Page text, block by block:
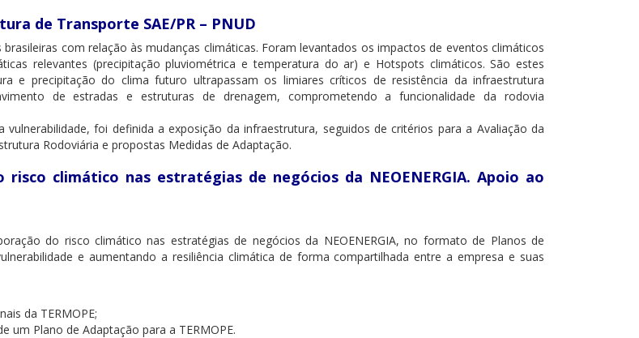
de Transporte SAE/PR – PNUD
com relação às mudanças climáticas. Foram levantados os impactos de eventos climáticos
relevantes (precipitação pluviométrica e temperatura do ar) e Hotspots climáticos. São estes
e precipitação do clima futuro ultrapassam os limiares críticos de resistência da infraestrutura
de estradas e estruturas de drenagem, comprometendo a funcionalidade da rodovia
foi definida a exposição da infraestrutura, seguidos de critérios para a Avaliação da
Rodoviária e propostas Medidas de Adaptação.
climático nas estratégias de negócios da NEOENERGIA. Apoio ao
do risco climático nas estratégias de negócios da NEOENERGIA, no formato de Planos de
e aumentando a resiliência climática de forma compartilhada entre a empresa e suas
da TERMOPE;
Plano de Adaptação para a TERMOPE.